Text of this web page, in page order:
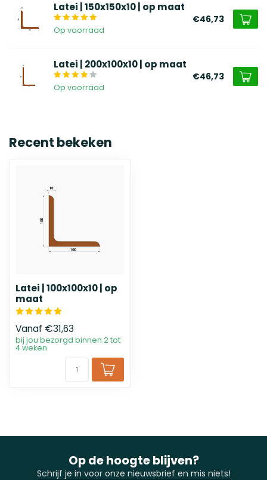
Latei | 150x150x10 | op maat
Op voorraad
€46,73
Latei | 200x100x10 | op maat
Op voorraad
€46,73
Recent bekeken
Latei | 100x100x10 | op
maat
Vanaf €31,63
bij jou bezorgd binnen 2 tot
4 weken
Op de hoogte blijven?
Schrijf je in voor onze nieuwsbrief en mis niets!